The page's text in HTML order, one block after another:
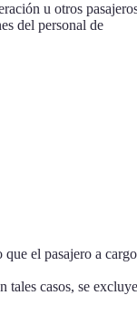
u otros
del personal de
que el pasajero a cargo
tales casos, se